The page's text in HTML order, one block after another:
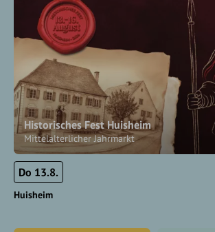
Historisches Fest Huisheim
Mittelalterlicher Jahrmarkt
Do 13.8.
Huisheim